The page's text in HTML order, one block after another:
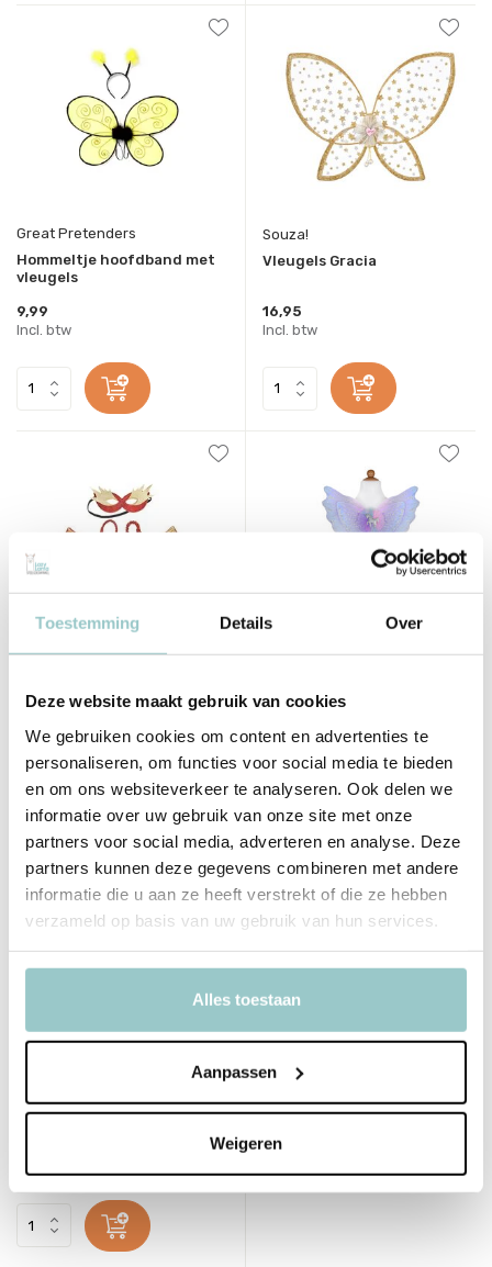
Toestemming Details Over
Deze website maakt gebruik van cookies
We gebruiken cookies om content en advertenties te
personaliseren, om functies voor social media te bieden
en om ons websiteverkeer te analyseren. Ook delen we
informatie over uw gebruik van onze site met onze
partners voor social media, adverteren en analyse. Deze
partners kunnen deze gegevens combineren met andere
informatie die u aan ze heeft verstrekt of die ze hebben
verzameld op basis van uw gebruik van hun services.
Alles toestaan
Aanpassen
Weigeren
Great Pretenders
Hommeltje hoofdband met
vleugels
9,99
Incl. btw
Souza!
Vleugels Gracia
16,95
Incl. btw
Souza!
Vleugels
19,95
Incl. btw
Vleugels 4-6 jaar
29,50
Incl. btw
Vleugels Fairy Blossom